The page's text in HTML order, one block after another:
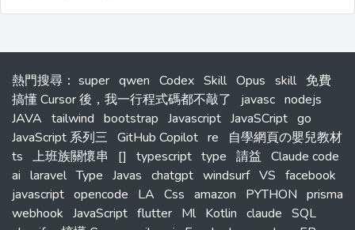
熱門搜尋 ： super qwen Codex Skill Opus skill 免費
搞懂 Cursor 後，我一行程式碼都不敲了
javasc nodejs
JAVA tailwind bootstrap Javascript JavaSCript go
JavaScript 系列三 GitHub Copilot re
自學網頁の嬰兒教材
ts 上班族關懷串 [] typescript type 請益 Claude code
ai laravel Type Javas chatgpt windsurf VS facebook
javascript opencode LA Css amazon PYTHON prisma
webhook JavaScript flutter Ml Kotlin claude SQL